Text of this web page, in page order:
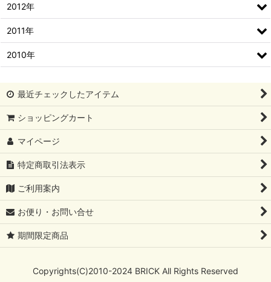
2012年
2011年
2010年
最近チェックしたアイテム
ショッピングカート
マイページ
特定商取引法表示
ご利用案内
お便り・お問い合せ
期間限定商品
Copyrights(C)2010-2024 BRICK All Rights Reserved